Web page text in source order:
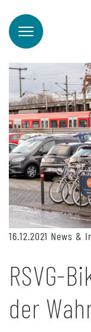
16.12.2021 News &
RSVG-
der